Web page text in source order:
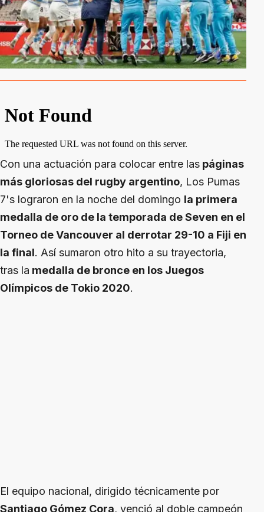
Con una actuación para colocar entre las páginas
más gloriosas del rugby argentino, Los Pumas
7's lograron en la noche del domingo la primera
medalla de oro de la temporada de Seven en el
Torneo de Vancouver al derrotar 29-10 a Fiji en
la final. Así sumaron otro hito a su trayectoria,
tras la medalla de bronce en los Juegos
Olímpicos de Tokio 2020.
El equipo nacional, dirigido técnicamente por
Santiago Gómez Cora, venció al doble campeón